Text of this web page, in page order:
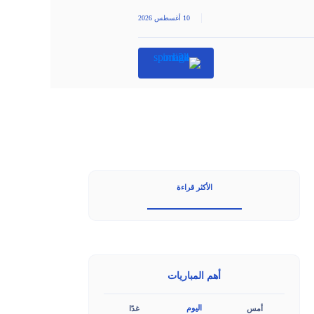
10 أغسطس 2026
الأكثر قراءة
أهم المباريات
أمس اليوم غدًا